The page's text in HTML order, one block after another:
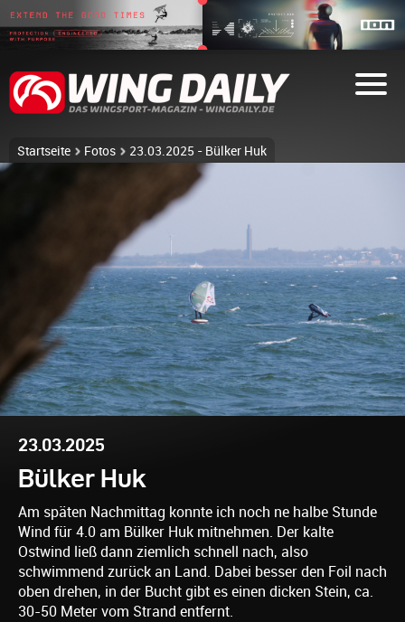
Startseite Fotos 23.03.2025 - Bülker Huk
23.03.2025
Bülker Huk
Am späten Nachmittag konnte ich noch ne halbe Stunde
Wind für 4.0 am Bülker Huk mitnehmen. Der kalte
Ostwind ließ dann ziemlich schnell nach, also
schwimmend zurück an Land. Dabei besser den Foil nach
oben drehen, in der Bucht gibt es einen dicken Stein, ca.
30-50 Meter vom Strand entfernt.